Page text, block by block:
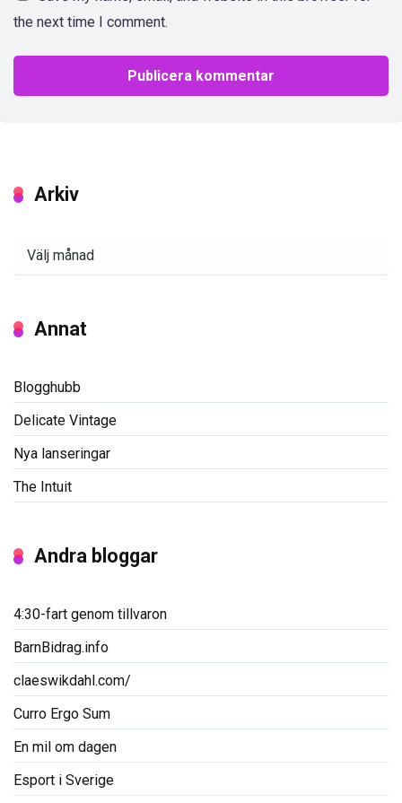
the next time I comment.
Arkiv
Annat
Blogghubb
Delicate Vintage
Nya lanseringar
The Intuit
Andra bloggar
4:30-fart genom tillvaron
BarnBidrag.info
claeswikdahl.com/
Curro Ergo Sum
En mil om dagen
Esport i Sverige